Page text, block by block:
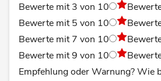
Bewerte mit 3 von 10
Bewerte mit 5 von 10
Bewerte mit 7 von 10
Bewerte mit 9 von 10
Empfehlung oder Warnung? Wie